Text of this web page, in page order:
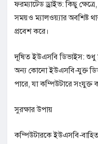
ফরম্যাটেড ড্রাইভ: কিছু
সময়ও ম্যালওয়্যার অবশিষ্ট
প্রবেশ করে।
দূষিত ইউএসবি ডিভাইস: শুধু
অন্য কোনো ইউএসবি-যুক্ত
পারে, যা কম্পিউটারে সংযুক্ত
সুরক্ষার উপায়
কম্পিউটারকে ইউএসবি-